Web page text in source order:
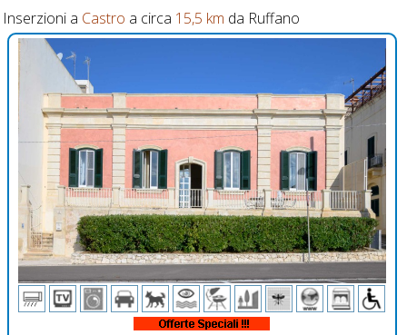
Inserzioni a Castro a circa 15,5 km da Ruffano